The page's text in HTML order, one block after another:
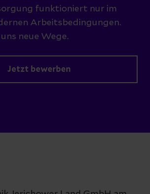
funktioniert nur im
Arbeitsbedingungen.
neue Wege.
Jetzt bewerben